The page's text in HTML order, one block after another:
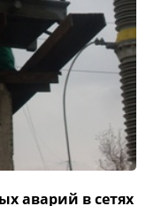
аварий в сетях